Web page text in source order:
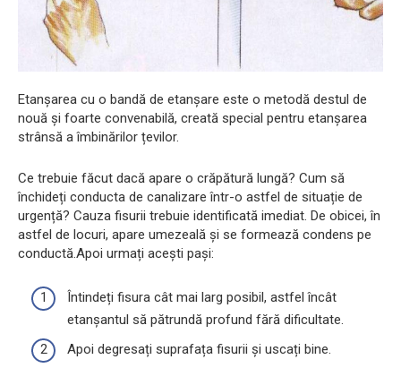
Etanșarea cu o bandă de etanșare este o metodă destul de
nouă și foarte convenabilă, creată special pentru etanșarea
strânsă a îmbinărilor țevilor.
Ce trebuie făcut dacă apare o crăpătură lungă? Cum să
închideți conducta de canalizare într-o astfel de situație de
urgență? Cauza fisurii trebuie identificată imediat. De obicei, în
astfel de locuri, apare umezeală și se formează condens pe
conductă.Apoi urmați acești pași:
Întindeți fisura cât mai larg posibil, astfel încât
etanșantul să pătrundă profund fără dificultate.
Apoi degresați suprafața fisurii și uscați bine.